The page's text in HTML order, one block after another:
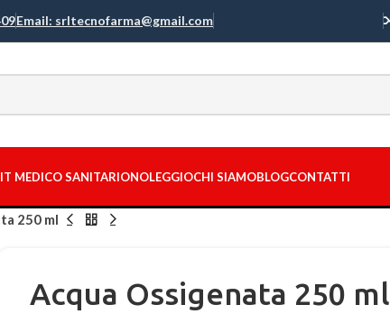
Email: srltecnofarma@gmail.com
MEDICO SANITARIONOLEGGIOCHI SIAMOBLOGCONTATTI
250 ml
Acqua Ossigenata 250 ml